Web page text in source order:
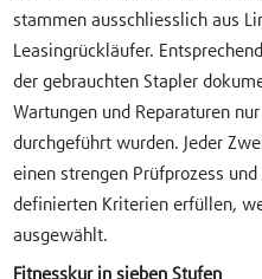
stammen ausschliesslich aus
Leasingrückläufer.
der gebrauchten Stapler
Wartungen und Reparaturen
durchgeführt wurden. Jeder
einen strengen Prüfprozess
definierten Kriterien erfüllen,
ausgewählt.
Fitnesskur in sieben Stufen